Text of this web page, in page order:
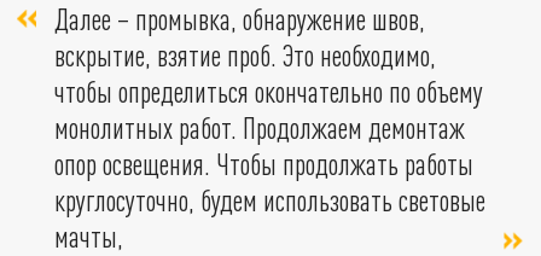
Далее – промывка, обнаружение швов,
вскрытие, взятие проб. Это необходимо,
чтобы определиться окончательно по объему
монолитных работ. Продолжаем демонтаж
опор освещения. Чтобы продолжать работы
круглосуточно, будем использовать световые
мачты,